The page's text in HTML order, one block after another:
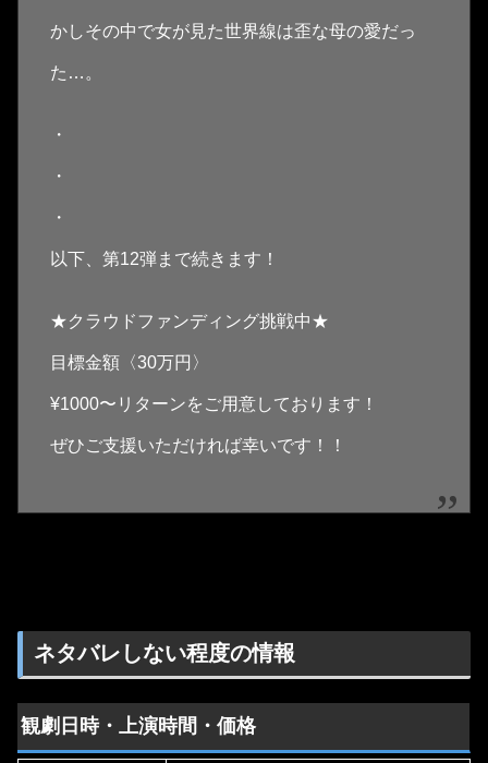
かしその中で女が見た世界線は歪な母の愛だっ
た…。
・
・
・
以下、第12弾まで続きます！
★クラウドファンディング挑戦中★
目標金額〈30万円〉
¥1000〜リターンをご用意しております！
ぜひご支援いただければ幸いです！！
ネタバレしない程度の情報
観劇日時・上演時間・価格